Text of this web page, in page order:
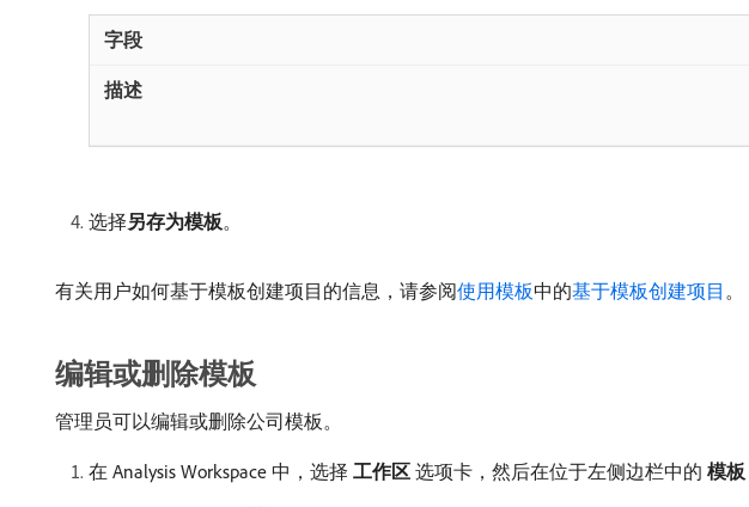
选择​另存为模板。
有关用户如何基于模板创建项目的信息，请参阅使用模板中的基于模板创建项目 。
编辑或删除模板
管理员可以编辑或删除公司模板。
在 Analysis Workspace 中，选择​ 工作区 ​选项卡，然后在位于左侧边栏中的​ 模板